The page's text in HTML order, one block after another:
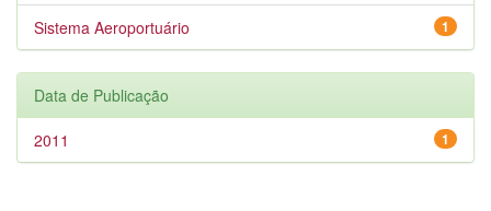
1
Sistema Aeroportuário
Data de Publicação
1
2011